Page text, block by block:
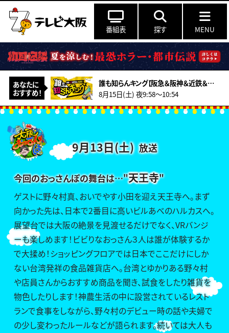
番組表 探す MENU
あなたに
おすすめ！
誰も知らんキング【阪急＆阪神＆近鉄＆南海＆メトロ…鉄道ミステリー2026夏】
8月15日(土) 夜9:58～10:54
9月13日(土)放送
今回のおっさんぽの舞台は…"天王寺"
ゲストに野々村真、おいでやす小田を迎え天王寺へ。まず
向かった先は、日本で2番目に高いビルあべのハルカスへ。
展望台では大阪の絶景を見渡せるだけでなく、VRバンジ
ーも楽しめます！ビビりなおっさん３人は誰が体験するか
で大揉め！ショッピングフロアでは日本でここだけにしか
ない台湾発祥の食品雑貨店へ。台湾とゆかりある野々村
や店員さんからおすすめ商品を聞き、試食をしたり雑貨を
物色したりします！神農生活の中に設営されているレスト
ランで食事をしながら、野々村のデビュー時の話や夫婦で
の少し変わったルールなどが語られます。続いては大人も